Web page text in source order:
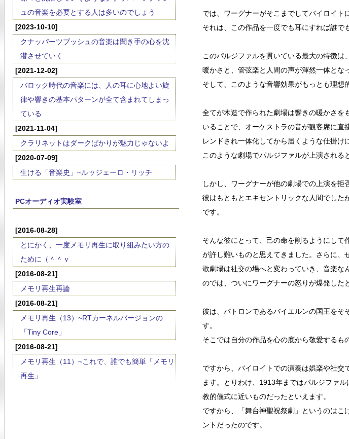
ュの音楽を必要とする人は多いのでしょう
[2023-10-10]
クナッパーツブッシュの音楽は聞き手の心を沈
潜させていく
[2021-12-02]
バロック時代の音楽には、人の耳に心地よい旋
律や響きの基本パターンが全て含まれてしまっ
ている
[2021-11-04]
クラリネットはダークばかりが魅力じゃないよ
[2020-07-09]
生ける「音楽史」~ルッジェーロ・リッチ
PCオーディオ実験室
[2016-08-28]
とにかく、一度メモリ再生に取り組みたい方の
ために（＾＾ｖ
[2016-08-21]
メモリ再生再論
[2016-08-21]
メモリ再生（13）~RTカーネルバージョンの
「Tiny Core」
[2016-08-21]
メモリ再生（11）~これで、誰でも簡単「メモリ
再生」
では、ワーグナーがそこまでしてバイロイト
それは、この作品を一度でも耳にすれば誰で
このパルジファルを貫いている最大の特徴
暖かさと、管弦楽と人間の声が渾然一体とな
そして、このような音響効果がもっとも理想
全てが木造で作られた劇場は響きの暖かさを
いることで、オーケストラの音が観客席に
レンドされ一体化してから届くような仕掛け
このような劇場でパルジファルが上演される
しかし、ワーグナーが他の劇場での上演を拒
彼はもともとエキセントリックな人間でした
です。
そんな彼にとって、己の命を削るようにして
が許し難いものと思えてきました。さらに、
歌劇場は社交の場へと変わっていき、音楽な
のでは、ついにワーグナーの怒りが爆発した
彼は、パトロンであるバイエルンの国王をそ
す。
そこでは自分の作品を心の底から敬愛するも
ですから、バイロイトでの演奏は娯楽や社交
ます。とりわけ、1913年まではパルジファ
教的儀式に近いものだったといえます。
ですから、「舞台神聖祝祭劇」というのは
ントだったのです。